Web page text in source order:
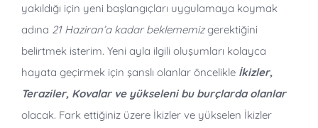
yakıldığı için yeni başlangıçları uygulamaya koymak
adına 21 Haziran’a kadar beklememizgerektiğini
belirtmek isterim. Yeni ayla ilgili oluşumları kolayca
hayata geçirmek için şanslı olanlar öncelikle İkizler,
Teraziler, Kovalar ve yükseleni bu burçlarda olanlar
olacak. Fark ettiğiniz üzere İkizler ve yükselen İkizler